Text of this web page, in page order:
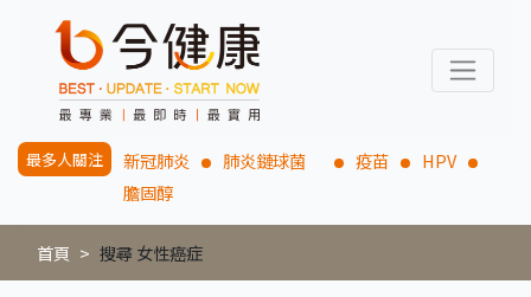
最多人關注 新冠肺炎 肺炎鏈球菌 疫苗
HPV
膽固醇
首頁 搜尋 女性癌症